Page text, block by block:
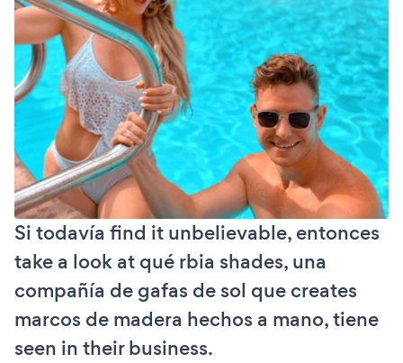
Si todavía find it unbelievable, entonces
take a look at qué rbia shades, una
compañía de gafas de sol que creates
marcos de madera hechos a mano, tiene
seen in their business.